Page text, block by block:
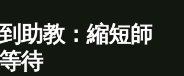
助教：縮短師
待